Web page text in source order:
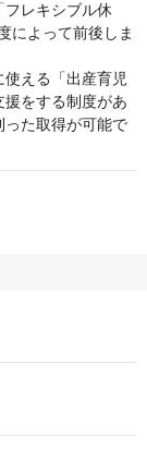
フレキシブル休
によって前後しま
使える「出産育児
をする制度があ
った取得が可能で